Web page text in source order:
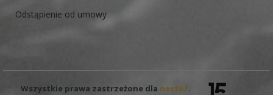
Odstąpienie od umowy
Wszystkie prawa zastrzeżone dla nestof.